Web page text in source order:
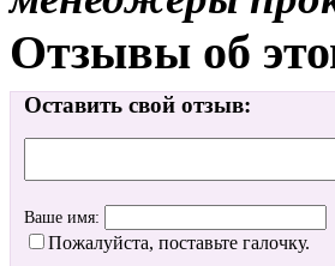
Отзывы об
Оставить свой отзыв:
Ваше имя:
Пожалуйста, поставьте галочку.